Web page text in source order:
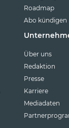
Roadmap
Abo kündigen
Über uns
Redaktion
Presse
Karriere
Mediadaten